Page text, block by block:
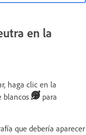
en la
haga clic en la
blancos
para
que debería aparecer